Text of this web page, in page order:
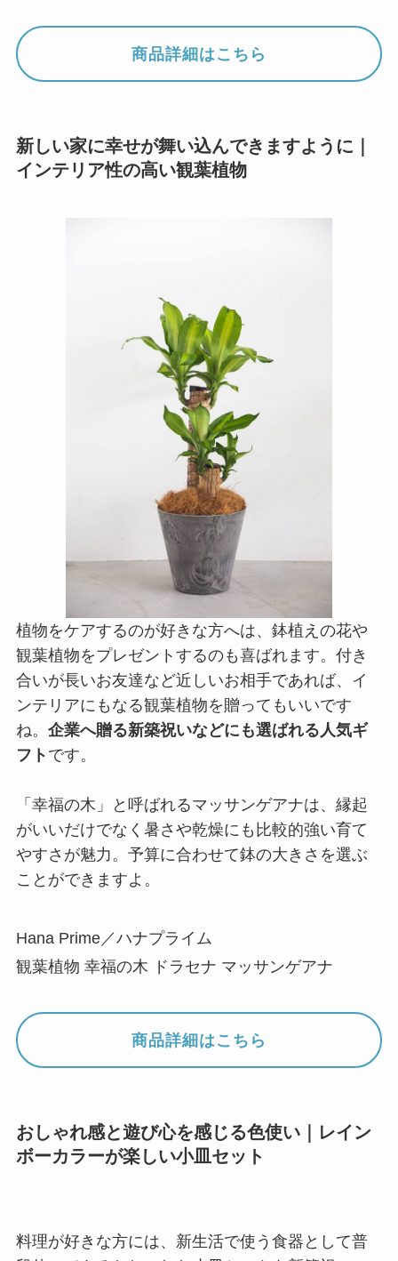
商品詳細はこちら
新しい家に幸せが舞い込んできますように｜
インテリア性の高い観葉植物
植物をケアするのが好きな方へは、鉢植えの花や
観葉植物をプレゼントするのも喜ばれます。付き
合いが長いお友達など近しいお相手であれば、イ
ンテリアにもなる観葉植物を贈ってもいいです
ね。 企業へ贈る新築祝いなどにも選ばれる人気ギ
フト です。
「幸福の木」と呼ばれるマッサンゲアナは、縁起
がいいだけでなく暑さや乾燥にも比較的強い育て
やすさが魅力。予算に合わせて鉢の大きさを選ぶ
ことができますよ。
Hana Prime／ハナプライム
観葉植物 幸福の木 ドラセナ マッサンゲアナ
商品詳細はこちら
おしゃれ感と遊び心を感じる色使い｜レイン
ボーカラーが楽しい小皿セット
料理が好きな方には、新生活で使う食器として普